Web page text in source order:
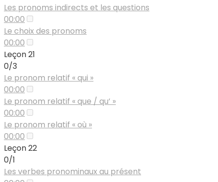
Les pronoms indirects et les questions
00:00
Le choix des pronoms
00:00
Leçon 21
0/3
Le pronom relatif « qui »
00:00
Le pronom relatif « que / qu’ »
00:00
Le pronom relatif « où »
00:00
Leçon 22
0/1
Les verbes pronominaux au présent